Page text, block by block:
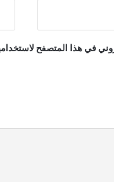
في هذا المتصفح